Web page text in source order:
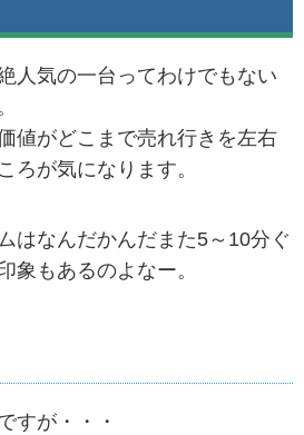
人気の一台ってわけでもない
値がどこまで売れ行きを左右
ろが気になります。
はなんだかんだまた5～10分ぐ
象もあるのよなー。
すが・・・